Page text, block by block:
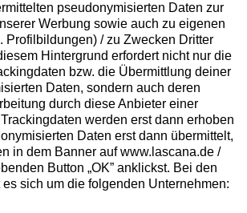
pseudonymisierten Daten zur
Werbung sowie auch zu eigenen
Profilbildungen) / zu Zwecken Dritter
Hintergrund erfordert nicht nur die
bzw. die Übermittlung deiner
Daten, sondern auch deren
durch diese Anbieter einer
werden erst dann erhoben
Daten erst dann übermittelt,
in dem Banner auf www.lascana.de /
Button „OK” anklickst. Bei den
sich um die folgenden Unternehmen: